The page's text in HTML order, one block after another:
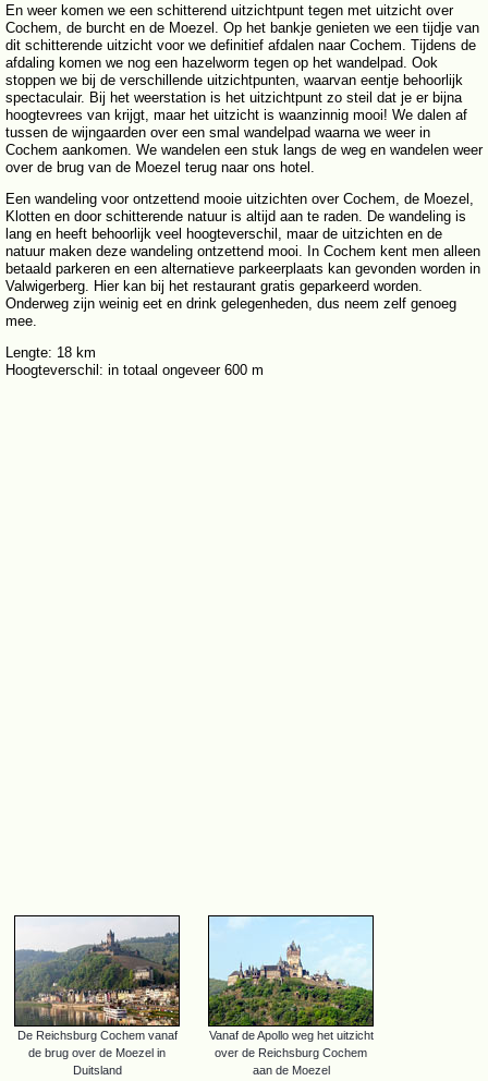
En weer komen we een schitterend uitzichtpunt tegen met uitzicht over
Cochem, de burcht en de Moezel. Op het bankje genieten we een tijdje van
dit schitterende uitzicht voor we definitief afdalen naar Cochem. Tijdens de
afdaling komen we nog een hazelworm tegen op het wandelpad. Ook
stoppen we bij de verschillende uitzichtpunten, waarvan eentje behoorlijk
spectaculair. Bij het weerstation is het uitzichtpunt zo steil dat je er bijna
hoogtevrees van krijgt, maar het uitzicht is waanzinnig mooi! We dalen af
tussen de wijngaarden over een smal wandelpad waarna we weer in
Cochem aankomen. We wandelen een stuk langs de weg en wandelen weer
over de brug van de Moezel terug naar ons hotel.
Een wandeling voor ontzettend mooie uitzichten over Cochem, de Moezel,
Klotten en door schitterende natuur is altijd aan te raden. De wandeling is
lang en heeft behoorlijk veel hoogteverschil, maar de uitzichten en de
natuur maken deze wandeling ontzettend mooi. In Cochem kent men alleen
betaald parkeren en een alternatieve parkeerplaats kan gevonden worden in
Valwigerberg. Hier kan bij het restaurant gratis geparkeerd worden.
Onderweg zijn weinig eet en drink gelegenheden, dus neem zelf genoeg
mee.
Lengte: 18 km
Hoogteverschil: in totaal ongeveer 600 m
De Reichsburg Cochem vanaf
de brug over de Moezel in
Duitsland
Vanaf de Apollo weg het uitzicht
over de Reichsburg Cochem
aan de Moezel